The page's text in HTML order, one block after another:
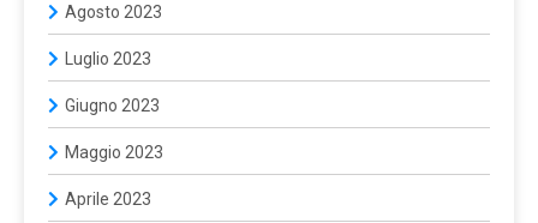
Agosto 2023
Luglio 2023
Giugno 2023
Maggio 2023
Aprile 2023